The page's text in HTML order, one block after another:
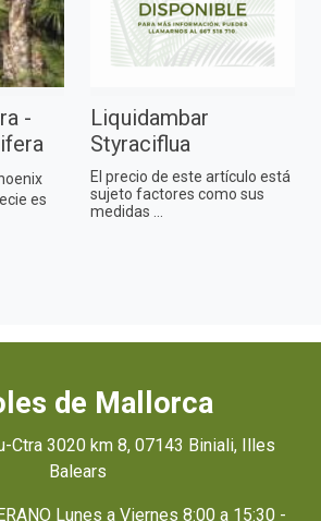
-
es
Liquidambar
Styraciflua
El precio de este artículo está
sujeto factores como sus
medidas ...
de Mallorca
Ctra 3020 km 8, 07143 Biniali, Illes
Balears
Lunes a Viernes 8:00 a 15:30 -